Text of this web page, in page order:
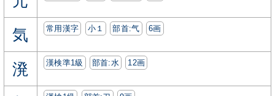
気 常用漢字 小１ 部首:⽓ 6画
溌 漢検準1級 部首:⽔ 12画